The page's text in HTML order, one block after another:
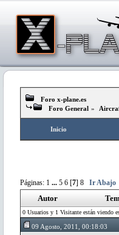
Foro x-plane.es
Foro General »
Inicio
Páginas: 1 ... 5 6 [7] 8 Ir Abajo
Autor
0 Usuarios y 1 Visitante están viendo
09 Agosto, 2011, 00:18:03